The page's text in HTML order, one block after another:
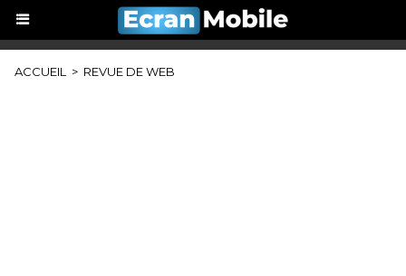
ACCUEIL > REVUE DE WEB